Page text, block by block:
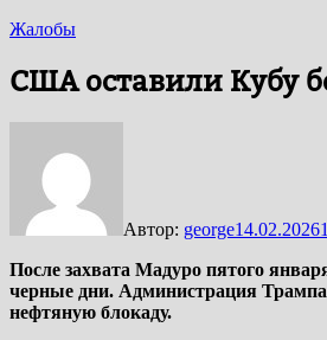
Жалобы
США оставили Кубу
Автор: george14.02.2026
После захвата Мадуро пятого
черные дни. Администрация Трампа
нефтяную блокаду.